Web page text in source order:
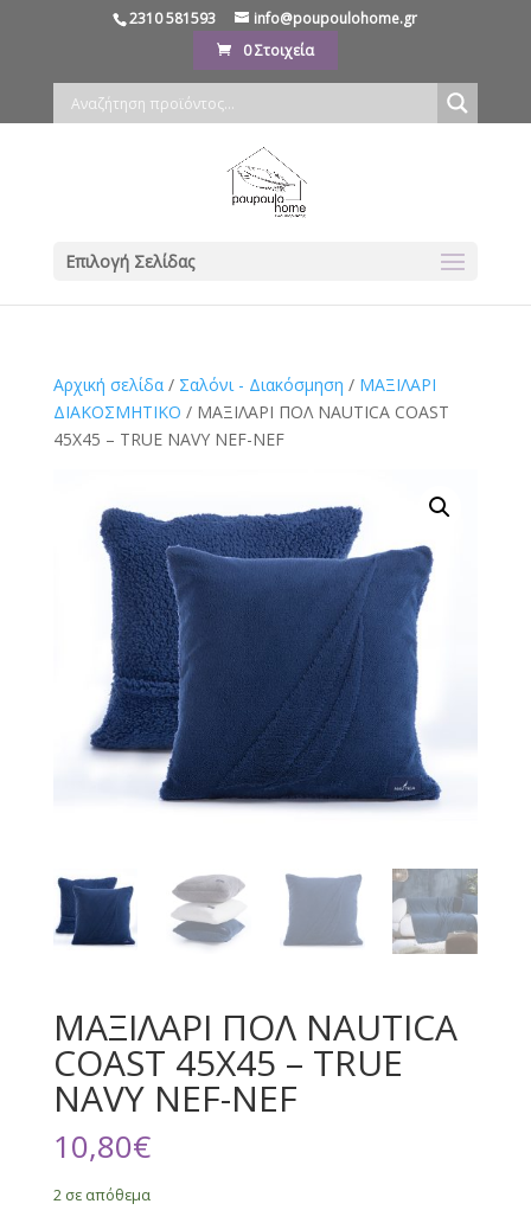
2310 581593
info@poupoulohome.gr
0 Στοιχεία
Επιλογή Σελίδας
Αρχική σελίδα/ Σαλόνι - Διακόσμηση / ΜΑΞΙΛΑΡΙ
ΔΙΑΚΟΣΜΗΤΙΚΟ / ΜΑΞΙΛΑΡΙ ΠΟΛ NAUTICA COAST
45X45 – TRUE NAVY NEF-NEF
ΜΑΞΙΛΑΡΙ ΠΟΛ NAUTICA
COAST 45X45 – TRUE
NAVY NEF-NEF
10,80€
2 σε απόθεμα